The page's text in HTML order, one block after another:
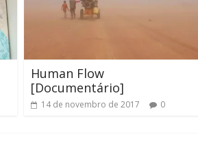
Human Flow
[Documentário]
14 de novembro de 2017 0